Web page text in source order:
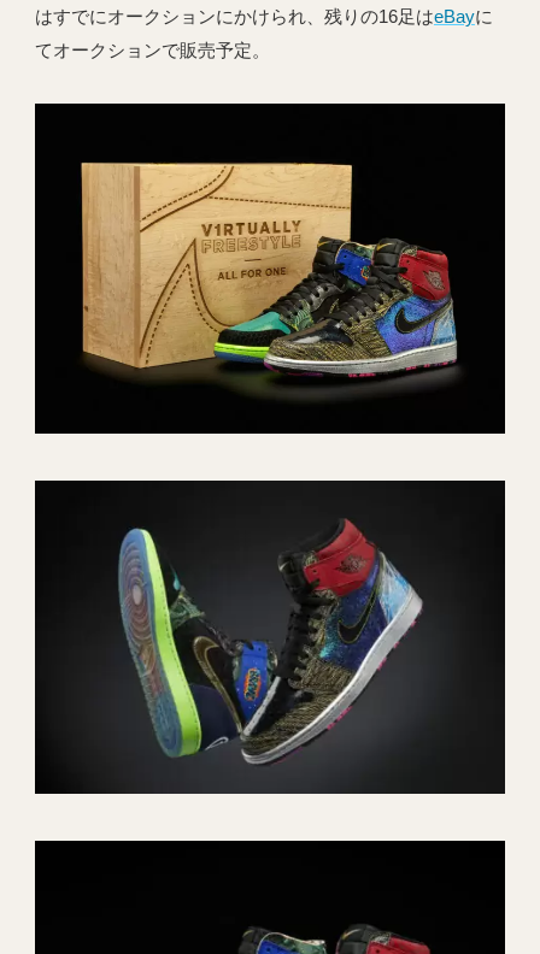
はすでにオークションにかけられ、残りの16足はeBayに
てオークションで販売予定。